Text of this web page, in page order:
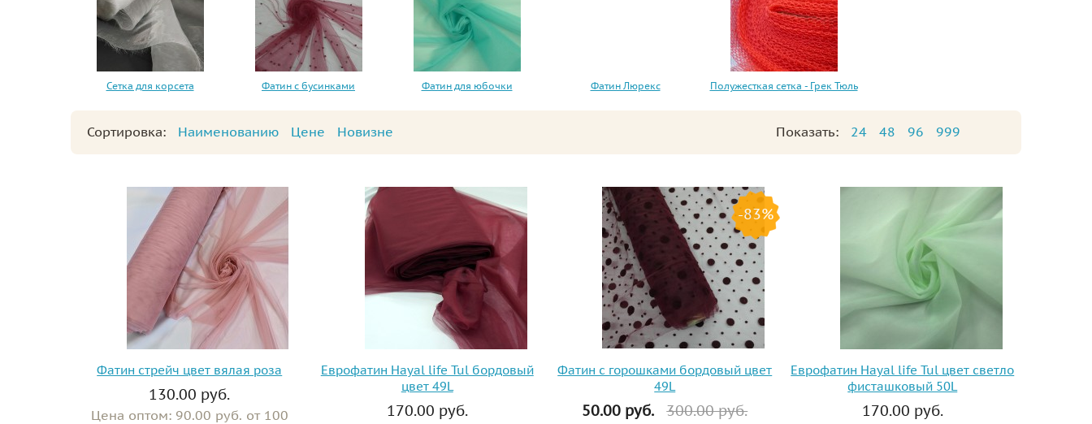
Сетка для корсета Фатин с бусинками Фатин для юбочки Фатин Люрекс Полужесткая сетка - Грек Тюль
Сортировка: Наименованию Цене Новизне Показать: 24 48 96 999
Фатин стрейч цвет вялая роза
130.00 руб.
Цена оптом: 90.00 руб. от 100
Еврофатин Hayal life Tul бордовый
цвет 49L
170.00 руб.
-83%
Фатин с горошками бордовый цвет
49L
50.00 руб. 300.00 руб.
Еврофатин Hayal life Tul цвет светло
фисташковый 50L
170.00 руб.